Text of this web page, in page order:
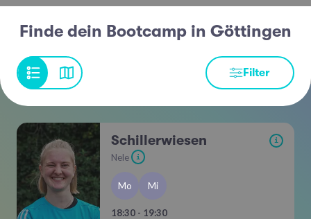
Finde dein Bootcamp in Göttingen
Filter
Schillerwiesen i
Nele i
Mo Mi
18:30 - 19:30